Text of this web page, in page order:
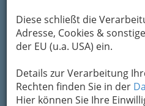
Diese schließt die
Adresse, Cookies &
der EU (u.a. USA) ein.
Details zur Verarbeitung
Rechten finden Sie in der
Hier können Sie Ihre
AdClick
Ein AdClick (=Click-
Anklicken einer Online-
gelangt.
Adserver